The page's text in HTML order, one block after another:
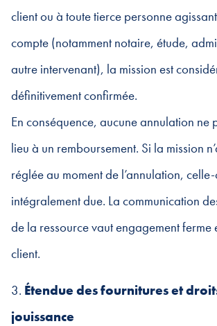
client ou à toute tierce personne
compte (notamment notaire, étude,
autre intervenant), la mission est
définitivement confirmée.
En conséquence, aucune annulation ne
lieu à un remboursement. Si la mission
réglée au moment de l’annulation,
intégralement due. La communication
de la ressource vaut engagement ferme
client.
3. Étendue des fournitures et
jouissance